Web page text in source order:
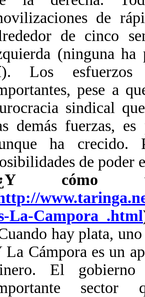
de
de cinco
(ninguna ha
Los esfuerzos
pese a
sindical
demás fuerzas,
ha crecido.
de poder
cómo
La-Campora_.html
hay plata,
La Cámpora es un
El
sector